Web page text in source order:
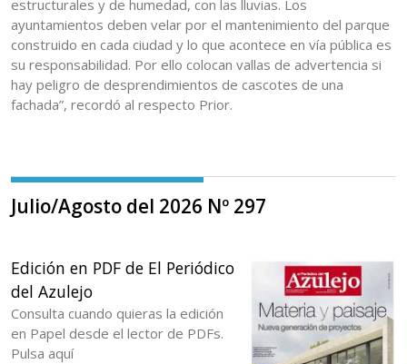
estructurales y de humedad, con las lluvias. Los
ayuntamientos deben velar por el mantenimiento del parque
construido en cada ciudad y lo que acontece en vía pública es
su responsabilidad. Por ello colocan vallas de advertencia si
hay peligro de desprendimientos de cascotes de una
fachada”, recordó al respecto Prior.
Julio/Agosto del 2026 Nº 297
Edición en PDF de El Periódico
del Azulejo
Consulta cuando quieras la edición
en Papel desde el lector de PDFs.
Pulsa aquí